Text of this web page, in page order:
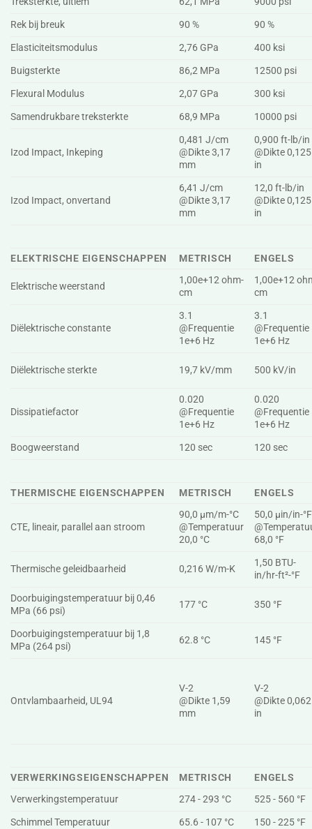
Rek bij breuk
90 %
90 %
Elasticiteitsmodulus
2,76 GPa
400 ksi
Buigsterkte
86,2 MPa
12500 psi
Flexural Modulus
2,07 GPa
300 ksi
Samendrukbare treksterkte
68,9 MPa 10000 psi
Izod Impact, Inkeping
0,481 J/cm
@Dikte 3,17
mm
0,900 ft-lb/in
@Dikte 0,125
in
Izod Impact, onvertand
6,41 J/cm
@Dikte 3,17
mm
12,0 ft-lb/in
@Dikte 0,125
in
ELEKTRISCHE EIGENSCHAPPEN METRISCH ENGELS
Elektrische weerstand
1,00e+12 ohm-
cm
1,00e+12
cm
Diëlektrische constante
3.1
@Frequentie
1e+6 Hz
3.1
@Frequentie
1e+6 Hz
Diëlektrische sterkte 19,7 kV/mm 500 kV/in
Dissipatiefactor
0.020
@Frequentie
1e+6 Hz
0.020
@Frequentie
1e+6 Hz
Boogweerstand
120 sec 120 sec
THERMISCHE EIGENSCHAPPEN METRISCH ENGELS
CTE, lineair, parallel aan stroom
90,0 µm/m-°C
@Temperatuur
20,0 °C
50,0 µin/in-°F
68,0 °F
Thermische geleidbaarheid 0,216 W/m-K
1,50 BTU-
in/hr-ft²-°F
Doorbuigingstemperatuur bij 0,46
MPa (66 psi)
177 °C 350 °F
Doorbuigingstemperatuur bij 1,8
MPa (264 psi)
62.8 °C 145 °F
Ontvlambaarheid, UL94
V-2
@Dikte 1,59
mm
V-2
@Dikte
in
VERWERKINGSEIGENSCHAPPEN METRISCH
ENGELS
Verwerkingstemperatuur
274 - 293 °C
525 - 560 °F
Schimmel Temperatuur
65.6 - 107 °C 150 - 225 °F